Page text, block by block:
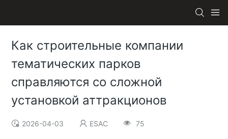
Как строительные компании
тематических парков
справляются со сложной
установкой аттракционов
2026-04-03 ESAC 75